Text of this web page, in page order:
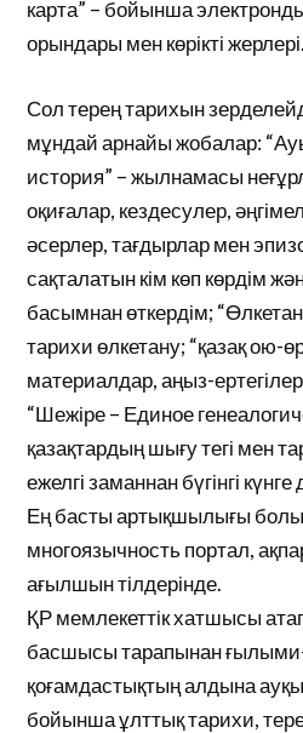
карта” – бойынша
орындары мен көрікті жерлері.
Сол терең тарихын
мұндай арнайы жобалар:
история” – жылнамасы
оқиғалар, кездесулер,
әсерлер, тағдырлар мен
сақталатын кім көп көрдім
басымнан өткердім;
тарихи өлкетану; “қазақ ою-
материалдар, аңыз-
“Шежіре – Единое
қазақтардың шығу тегі мен
ежелгі заманнан бүгінгі күнге
Ең басты артықшылығы
многоязычность портал,
ағылшын тілдерінде.
ҚР мемлекеттік хатшысы
басшысы тарапынан
қоғамдастықтың алдына
бойынша ұлттық тарихи,